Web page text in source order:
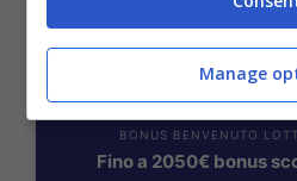
BONUS BENVENUTO
Fino a 2050€ bonus
Manage